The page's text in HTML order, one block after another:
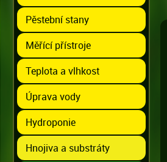
Pěstební stany
Měřící přístroje
Teplota a vlhkost
Úprava vody
Hydroponie
Hnojiva a substráty